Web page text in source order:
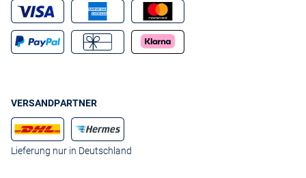
VERSANDPARTNER
Lieferung nur in Deutschland